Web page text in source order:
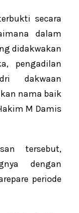
secara
dalam
didakwakan
pengadilan
dakwaan
nama baik
M Damis
tersebut,
dengan
periode